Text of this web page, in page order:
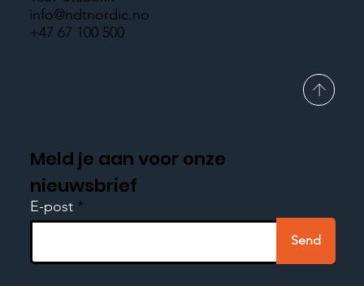
info@ndtnordic.no
+47 67 100 500
Meld je aan voor onze
nieuwsbrief
E-post
Send